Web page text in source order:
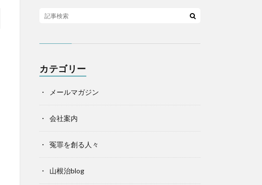
カテゴリー
メールマガジン
会社案内
冤罪を創る人々
山根治blog